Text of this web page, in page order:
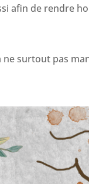
afin de rendre
surtout pas